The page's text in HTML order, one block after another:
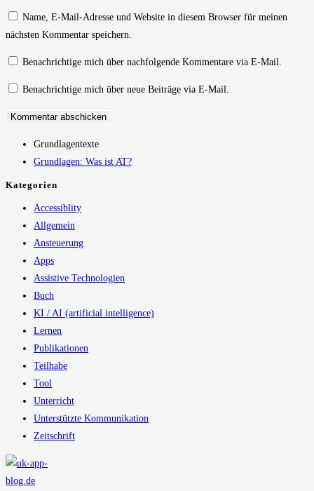
Benutzernamen
Kommentieren
zum
ein
ein
Name, E-Mail-Adresse und Website in diesem Browser für meinen
nächsten Kommentar speichern.
Benachrichtige mich über nachfolgende Kommentare via E-Mail.
Benachrichtige mich über neue Beiträge via E-Mail.
Grundlagentexte
Grundlagen: Was ist AT?
Kategorien
Accessiblity
Allgemein
Ansteuerung
Apps
Assistive Technologien
Buch
KI / AI (artificial intelligence)
Lernen
Publikationen
Teilhabe
Tool
Unterricht
Unterstützte Kommunikation
Zeitschrift